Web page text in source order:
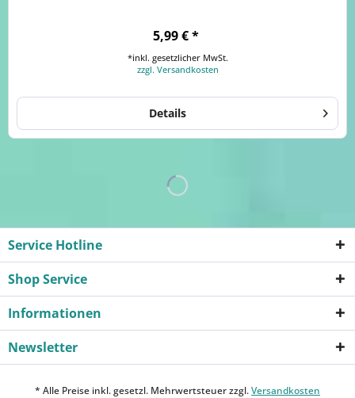
5,99 € *
*inkl. gesetzlicher MwSt.
zzgl. Versandkosten
Details
Service Hotline
Shop Service
Informationen
Newsletter
* Alle Preise inkl. gesetzl. Mehrwertsteuer zzgl.Versandkosten